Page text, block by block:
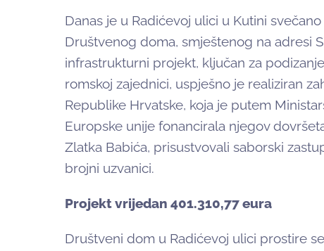
Danas je u Radićevoj ulici u Kutini
Društvenog doma, smještenog na adresi
infrastrukturni projekt, ključan za
romskoj zajednici, uspješno je realiziran
Republike Hrvatske, koja je putem
Europske unije fonancirala njegov
Zlatka Babića, prisustvovali saborski
brojni uzvanici.
Projekt vrijedan 401.310,77 eura
Društveni dom u Radićevoj ulici prostire